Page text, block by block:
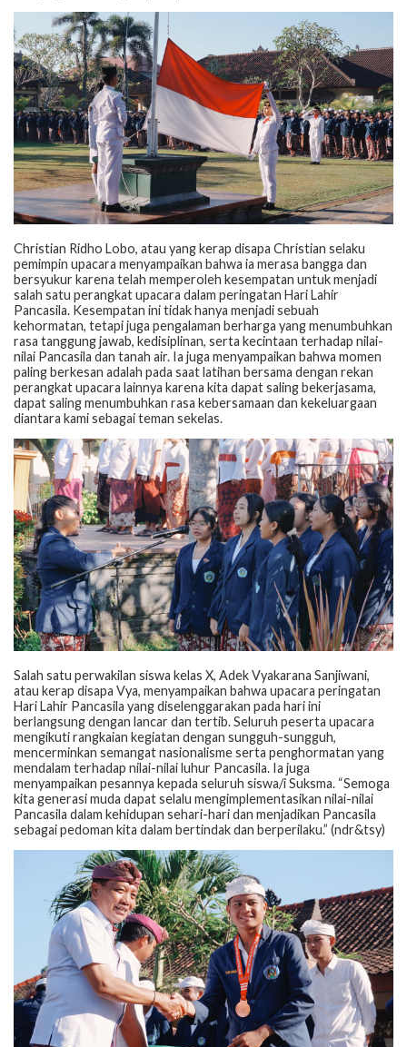
Christian Ridho Lobo, atau yang kerap disapa Christian selaku
pemimpin upacara menyampaikan bahwa ia merasa bangga dan
bersyukur karena telah memperoleh kesempatan untuk menjadi
salah satu perangkat upacara dalam peringatan Hari Lahir
Pancasila. Kesempatan ini tidak hanya menjadi sebuah
kehormatan, tetapi juga pengalaman berharga yang menumbuhkan
rasa tanggung jawab, kedisiplinan, serta kecintaan terhadap nilai-
nilai Pancasila dan tanah air. Ia juga menyampaikan bahwa momen
paling berkesan adalah pada saat latihan bersama dengan rekan
perangkat upacara lainnya karena kita dapat saling bekerjasama,
dapat saling menumbuhkan rasa kebersamaan dan kekeluargaan
diantara kami sebagai teman sekelas.
Salah satu perwakilan siswa kelas X, Adek Vyakarana Sanjiwani,
atau kerap disapa Vya, menyampaikan bahwa upacara peringatan
Hari Lahir Pancasila yang diselenggarakan pada hari ini
berlangsung dengan lancar dan tertib. Seluruh peserta upacara
mengikuti rangkaian kegiatan dengan sungguh-sungguh,
mencerminkan semangat nasionalisme serta penghormatan yang
mendalam terhadap nilai-nilai luhur Pancasila. Ia juga
menyampaikan pesannya kepada seluruh siswa/i Suksma. “Semoga
kita generasi muda dapat selalu mengimplementasikan nilai-nilai
Pancasila dalam kehidupan sehari-hari dan menjadikan Pancasila
sebagai pedoman kita dalam bertindak dan berperilaku.” (ndr&tsy)